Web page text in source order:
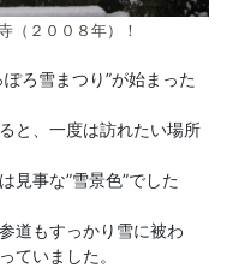
（２００８年）！
ろ雪まつり”が始まった
と、一度は訪れたい場所
見事な”雪景色”でした
道もすっかり雪に被わ
ていました。